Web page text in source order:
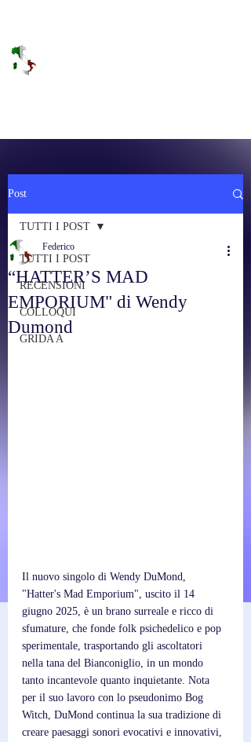
Post
TUTTI I POST
RECENSIONI
COLLOQUI
GRIDA A
TUTTI I POST
“HATTER’S MAD
EMPORIUM" di Wendy
Dumond
Federico
Il nuovo singolo di Wendy DuMond,
"Hatter's Mad Emporium", uscito il 14
giugno 2025, è un brano surreale e ricco di
sfumature, che fonde folk psichedelico e pop
sperimentale, trasportando gli ascoltatori
nella tana del Bianconiglio, in un mondo
tanto incantevole quanto inquietante. Nota
per il suo lavoro con lo pseudonimo Bog
Witch, DuMond continua la sua tradizione di
creare paesaggi sonori evocativi e innovativi,